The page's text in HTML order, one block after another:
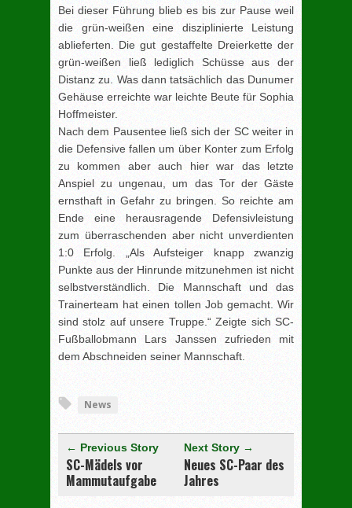
Bei dieser Führung blieb es bis zur Pause weil
die grün-weißen eine disziplinierte Leistung
ablieferten. Die gut gestaffelte Dreierkette der
grün-weißen ließ lediglich Schüsse aus der
Distanz zu. Was dann tatsächlich das Dunumer
Gehäuse erreichte war leichte Beute für Sophia
Hoffmeister.
Nach dem Pausentee ließ sich der SC weiter in
die Defensive fallen um über Konter zum Erfolg
zu kommen aber auch hier war das letzte
Anspiel zu ungenau, um das Tor der Gäste
ernsthaft in Gefahr zu bringen. So reichte am
Ende eine herausragende Defensivleistung
zum überraschenden aber nicht unverdienten
1:0 Erfolg. „Als Aufsteiger knapp zwanzig
Punkte aus der Hinrunde mitzunehmen ist nicht
selbstverständlich. Die Mannschaft und das
Trainerteam hat einen tollen Job gemacht. Wir
sind stolz auf unsere Truppe.“ Zeigte sich SC-
Fußballobmann Lars Janssen zufrieden mit
dem Abschneiden seiner Mannschaft.
News
← Previous Story
SC-Mädels vor
Mammutaufgabe
Next Story →
Neues SC-Paar des
Jahres